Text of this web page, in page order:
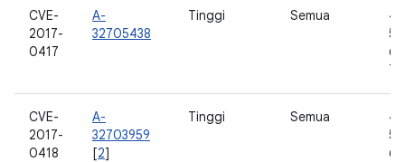
CVE-
2017-
0417
A-
32705438
Tinggi Semua
CVE-
2017-
0418
A-
32703959
[2]
Tinggi Semua